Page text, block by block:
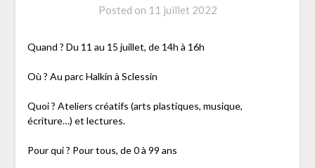
Posted on 11 juillet 2022
Quand ? Du 11 au 15 juillet, de 14h à 16h
Où ? Au parc Halkin à Sclessin
Quoi ? Ateliers créatifs (arts plastiques, musique,
écriture…) et lectures.
Pour qui ? Pour tous, de 0 à 99 ans